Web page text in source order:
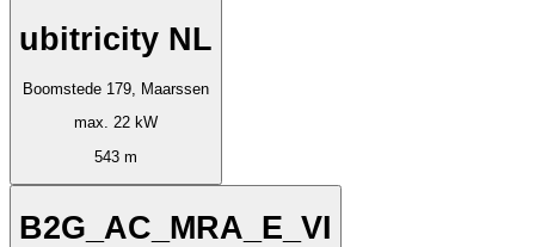
ubitricity NL
Boomstede 179, Maarssen
max. 22 kW
543 m
B2G_AC_MRA_E_VI